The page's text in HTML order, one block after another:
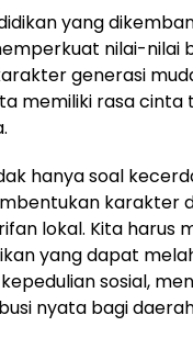
yang
nilai-nilai
generasi
memiliki rasa cinta
hanya soal
karakter
lokal. Kita harus
yang dapat
sosial,
nyata bagi